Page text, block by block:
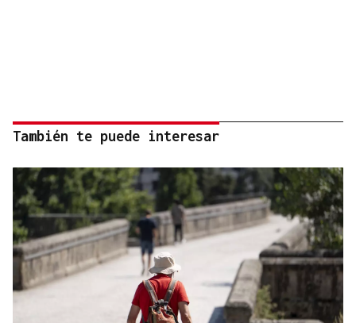
También te puede interesar